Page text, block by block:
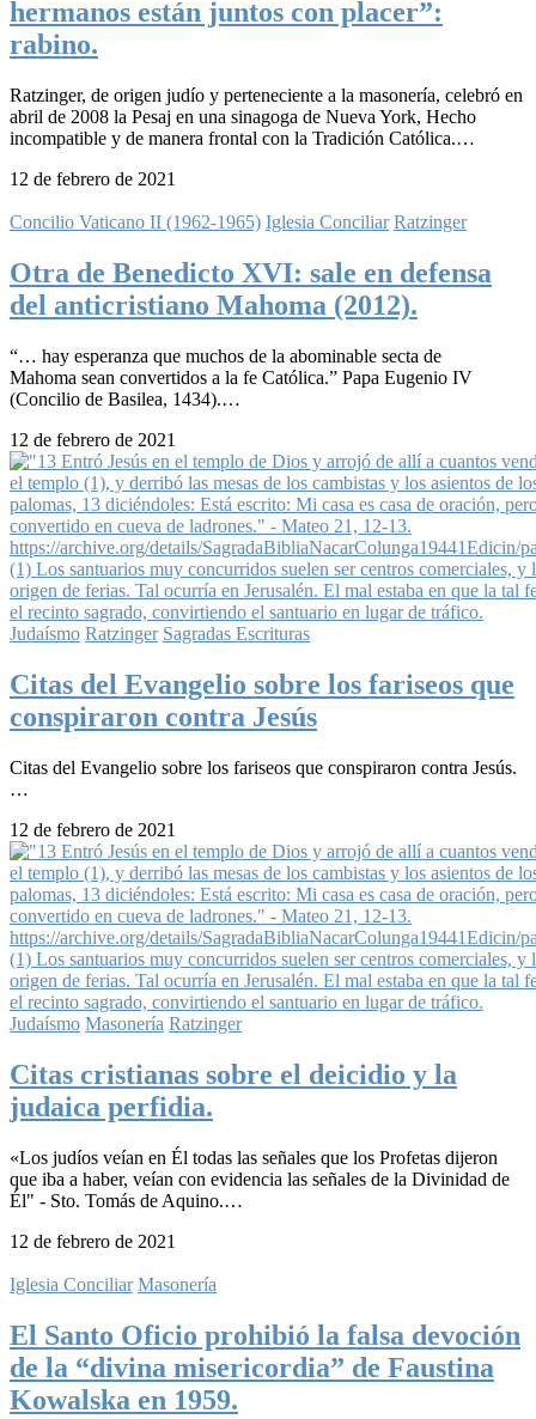
hermanos están juntos con placer”:
rabino.
Ratzinger, de origen judío y perteneciente a la masonería, celebró en
abril de 2008 la Pesaj en una sinagoga de Nueva York, Hecho
incompatible y de manera frontal con la Tradición Católica.…
12 de febrero de 2021
Concilio Vaticano II (1962-1965) Iglesia Conciliar Ratzinger
Otra de Benedicto XVI: sale en defensa
del anticristiano Mahoma (2012).
“… hay esperanza que muchos de la abominable secta de
Mahoma sean convertidos a la fe Católica.” Papa Eugenio IV
(Concilio de Basilea, 1434).…
12 de febrero de 2021
Judaísmo Ratzinger Sagradas Escrituras
Citas del Evangelio sobre los fariseos que
conspiraron contra Jesús
Citas del Evangelio sobre los fariseos que conspiraron contra Jesús.
…
12 de febrero de 2021
Judaísmo Masonería Ratzinger
Citas cristianas sobre el deicidio y la
judaica perfidia.
«Los judíos veían en Él todas las señales que los Profetas dijeron
que iba a haber, veían con evidencia las señales de la Divinidad de
Él" - Sto. Tomás de Aquino.…
12 de febrero de 2021
Iglesia Conciliar Masonería
El Santo Oficio prohibió la falsa devoción
de la “divina misericordia” de Faustina
Kowalska en 1959.